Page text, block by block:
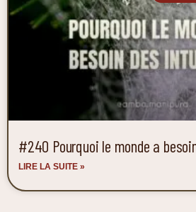
#240 Pourquoi le monde a
LIRE LA SUITE »